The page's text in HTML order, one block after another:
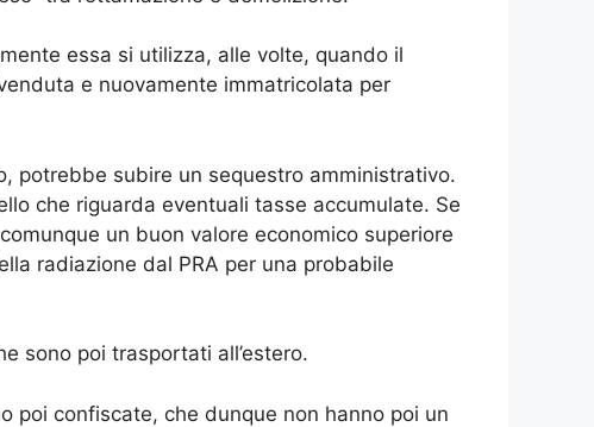
essa si utilizza, alle volte, quando il
e nuovamente immatricolata per
potrebbe subire un sequestro amministrativo.
che riguarda eventuali tasse accumulate. Se
un buon valore economico superiore
radiazione dal PRA per una probabile
sono poi trasportati all’estero.
poi confiscate, che dunque non hanno poi un